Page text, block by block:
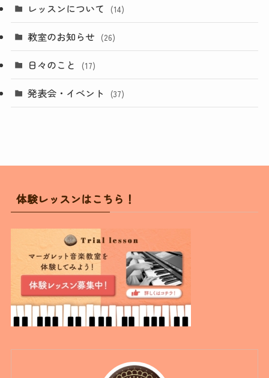
レッスンについて (14)
教室のお知らせ (26)
日々のこと (17)
発表会・イベント (37)
体験レッスンはこちら！